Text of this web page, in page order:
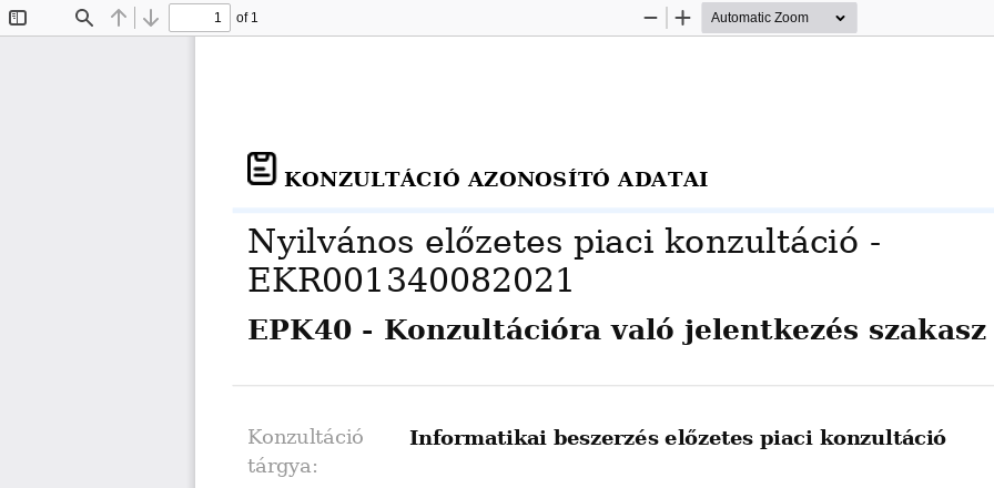
Find Previous
Next
of 1
Zoom
Zoom
Informatikai beszerzés előzetes piaci konzultáció
Konzultáció
tárgya:
Nyilvános előzetes piaci konzultáció -
EKR001340082021
KONZULTÁCIÓ AZONOSÍTÓ ADATAI
EPK40 - Konzultációra való jelentkezés szakasz